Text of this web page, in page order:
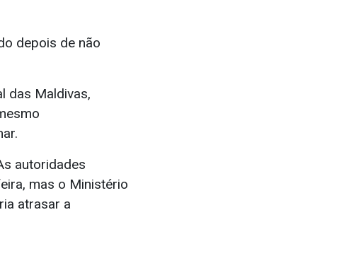
depois de não
das Maldivas,
autoridades
mas o Ministério
atrasar a